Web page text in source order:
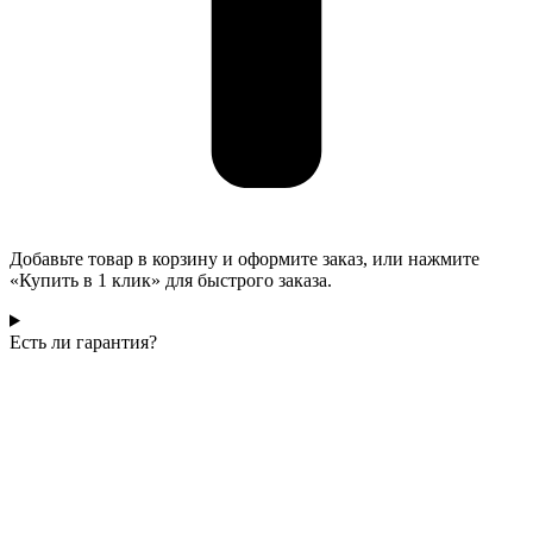
Добавьте товар в корзину и оформите заказ, или нажмите
«Купить в 1 клик» для быстрого заказа.
Есть ли гарантия?